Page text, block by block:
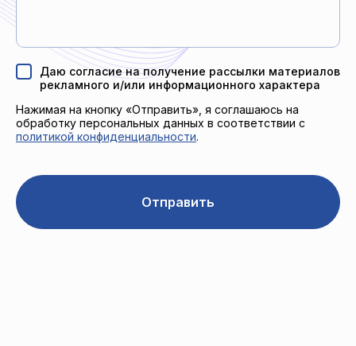
Даю согласие на получение рассылки материалов
рекламного и/или информационного характера
Нажимая на кнопку «Отправить», я соглашаюсь на
обработку персональных данных в соответствии с
политикой конфиденциальности.
Отправить